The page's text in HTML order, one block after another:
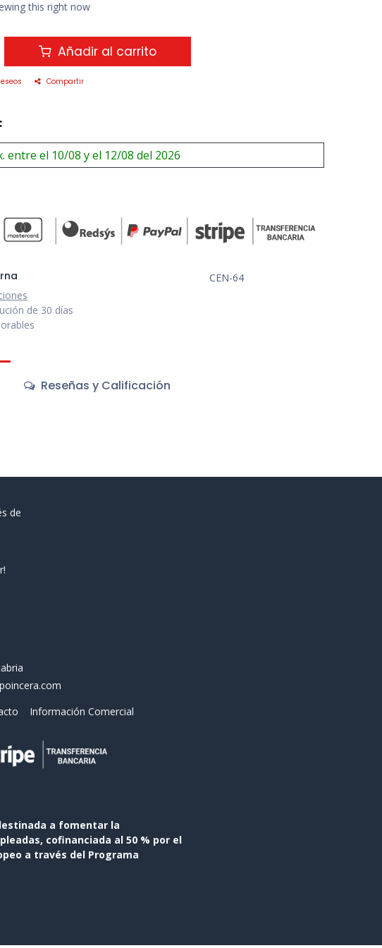
this right now
Añadir al carrito
Compartir
entre el 10/08 y el 12/08 del 2026
CEN-64
de 30 días
Reseñas y Calificación
de
Información Comercial
a fomentar la
cofinanciada al 50 % por el
a través del Programa